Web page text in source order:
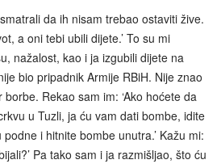
da ih nisam trebao ostaviti žive.
a oni tebi ubili dijete.’ To su mi
nažalost, kao i ja izgubili dijete na
bio pripadnik Armije RBiH. Nije znao
Rekao sam im: ‘Ako hoćete da
u Tuzli, ja ću vam dati bombe, idite
i hitnite bombe unutra.’ Kažu mi:
Pa tako sam i ja razmišljao, što ću